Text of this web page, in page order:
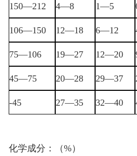
150—212 4—8 1—5
106—150 12—18 6—12
75—106 19—27 12—20
45—75 20—28 29—37
-45 27—35 32—40
化学成分：（%）